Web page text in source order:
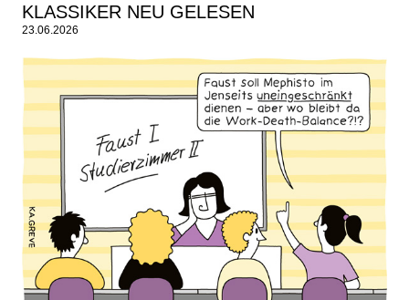
KLASSIKER NEU GELESEN
23.06.2026